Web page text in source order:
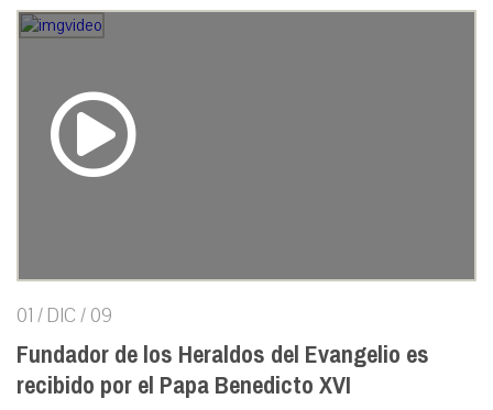
01 / DIC / 09
Fundador de los Heraldos del Evangelio es
recibido por el Papa Benedicto XVI